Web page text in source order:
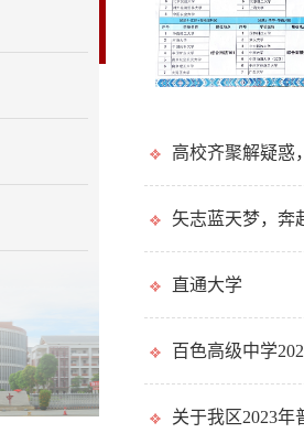
高校齐聚解疑惑
矢志蓝天梦，
直通大学
百色高级中学
关于我区2023